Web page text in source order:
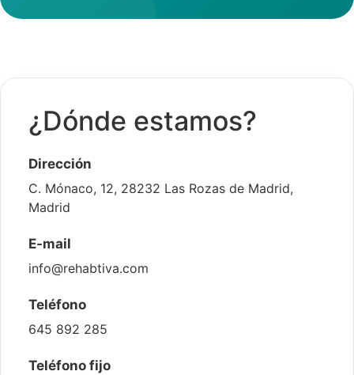
¿Dónde estamos?
Dirección
C. Mónaco, 12, 28232 Las Rozas de Madrid,
Madrid
E-mail
info@rehabtiva.com
Teléfono
645 892 285
Teléfono fijo